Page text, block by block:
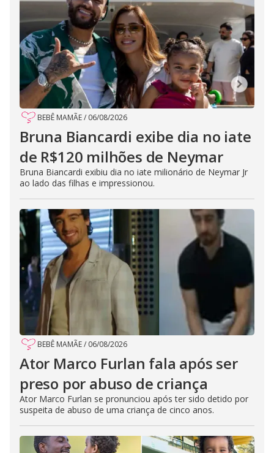
BEBÊ MAMÃE/ 06/08/2026
Bruna Biancardi exibe dia no iate
de R$120 milhões de Neymar
Bruna Biancardi exibiu dia no iate milionário de Neymar Jr
ao lado das filhas e impressionou.
BEBÊ MAMÃE/ 06/08/2026
Ator Marco Furlan fala após ser
preso por abuso de criança
Ator Marco Furlan se pronunciou após ter sido detido por
suspeita de abuso de uma criança de cinco anos.